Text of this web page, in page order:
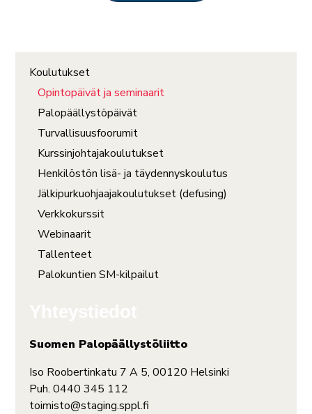
Koulutukset
Opintopäivät ja seminaarit
Palopäällystöpäivät
Turvallisuusfoorumit
Kurssinjohtajakoulutukset
Henkilöstön lisä- ja täydennyskoulutus
Jälkipurkuohjaajakoulutukset (defusing)
Verkkokurssit
Webinaarit
Tallenteet
Palokuntien SM-kilpailut
Suomen Palopäällystöliitto
Iso Roobertinkatu 7 A 5, 00120 Helsinki
Puh. 0440 345 112
toimisto@staging.sppl.fi